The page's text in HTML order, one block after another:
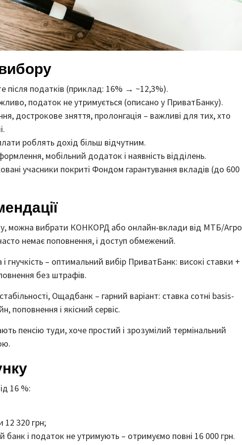
після податків (приклад: 16% → ~12,3%).
податок не утримується (описано у ПриватБанку).
дострокове зняття, пролонгація – важливі для тих, хто
роблять дохід більш відчутним.
мобільний додаток і наявність відділень.
учасники покриті Фондом гарантування вкладів (до 600
можна вибрати КОНКОРД або онлайн-вклади від МТБ/Агро
немає поповнення, і доступ обмежений.
гнучкість – оптимальний вибір ПриватБанк: високі ставки +
без штрафів.
Ощадбанк – гарний варіант: ставка сотні basis-
поповнення і якісний сервіс.
пенсію туди, хоче простий і зрозумілий термінальний
16 %:
12 320 грн;
і податок не утримують – отримуємо повні 16 000 грн.